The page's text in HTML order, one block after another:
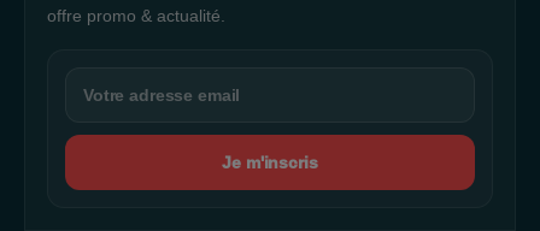
offre promo & actualité.
Je m'inscris